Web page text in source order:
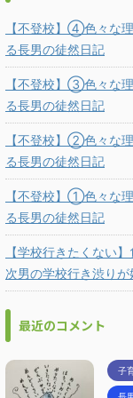
【不登校】④色々な
る長男の徒然日記
【不登校】③色々な
る長男の徒然日記
【不登校】②色々な
る長男の徒然日記
【不登校】①色々な
る長男の徒然日記
【学校行きたくない
次男の学校行き渋りが
最近のコメント
子